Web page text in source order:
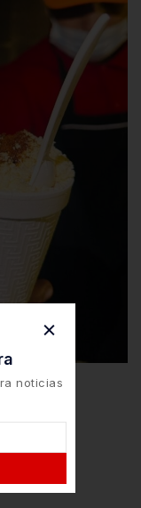
noticias